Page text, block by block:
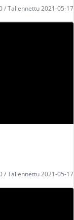
/ Tallennettu 2021-05-17
/ Tallennettu 2021-05-17